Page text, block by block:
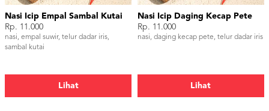
Nasi Icip Empal Sambal Kutai
Rp. 11.000
nasi, empal suwir, telur dadar iris,
sambal kutai
Lihat
Nasi Icip Daging Kecap Pete
Rp. 11.000
nasi, daging kecap pete, telur dadar iris
Lihat